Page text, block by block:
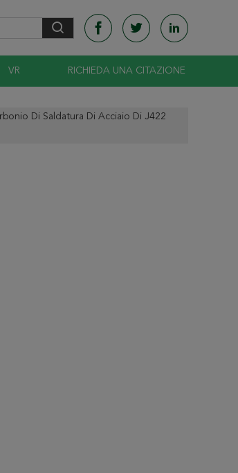
VR RICHIEDA UNA CITAZIONE
Di Saldatura Di Acciaio Di J422